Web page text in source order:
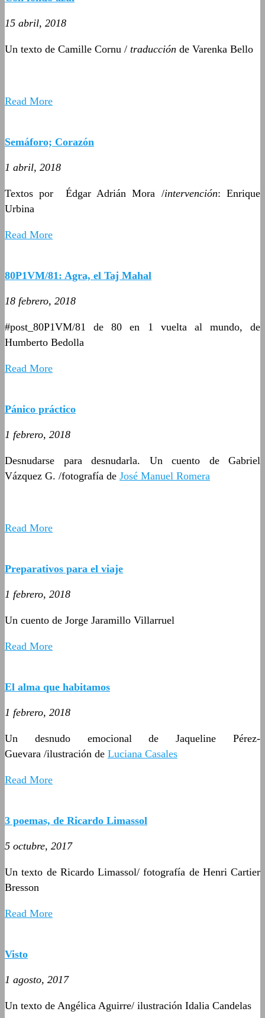
15 abril, 2018
Un texto de Camille Cornu / traducción de Varenka Bello
Read More
Semáforo; Corazón
1 abril, 2018
Textos por Édgar Adrián Mora /intervención: Enrique
Urbina
Read More
80P1VM/81: Agra, el Taj Mahal
18 febrero, 2018
#post_80P1VM/81 de 80 en 1 vuelta al mundo, de
Humberto Bedolla
Read More
Pánico práctico
1 febrero, 2018
Desnudarse para desnudarla. Un cuento de Gabriel
Vázquez G. /fotografía de José Manuel Romera
Read More
Preparativos para el viaje
1 febrero, 2018
Un cuento de Jorge Jaramillo Villarruel
Read More
El alma que habitamos
1 febrero, 2018
Un desnudo emocional de Jaqueline Pérez-
Guevara /ilustración de Luciana Casales
Read More
3 poemas, de Ricardo Limassol
5 octubre, 2017
Un texto de Ricardo Limassol/ fotografía de Henri Cartier
Bresson
Read More
Visto
1 agosto, 2017
Un texto de Angélica Aguirre/ ilustración Idalia Candelas